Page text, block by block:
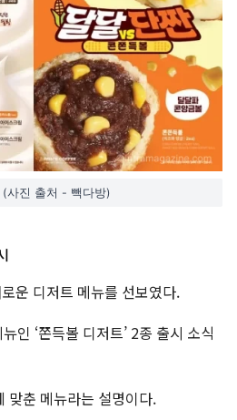
사진 출처 - 빽다방)
운 디저트 메뉴를 선보였다.
인 ‘쫀득볼 디저트’ 2종 출시 소식
맞춘 메뉴라는 설명이다.